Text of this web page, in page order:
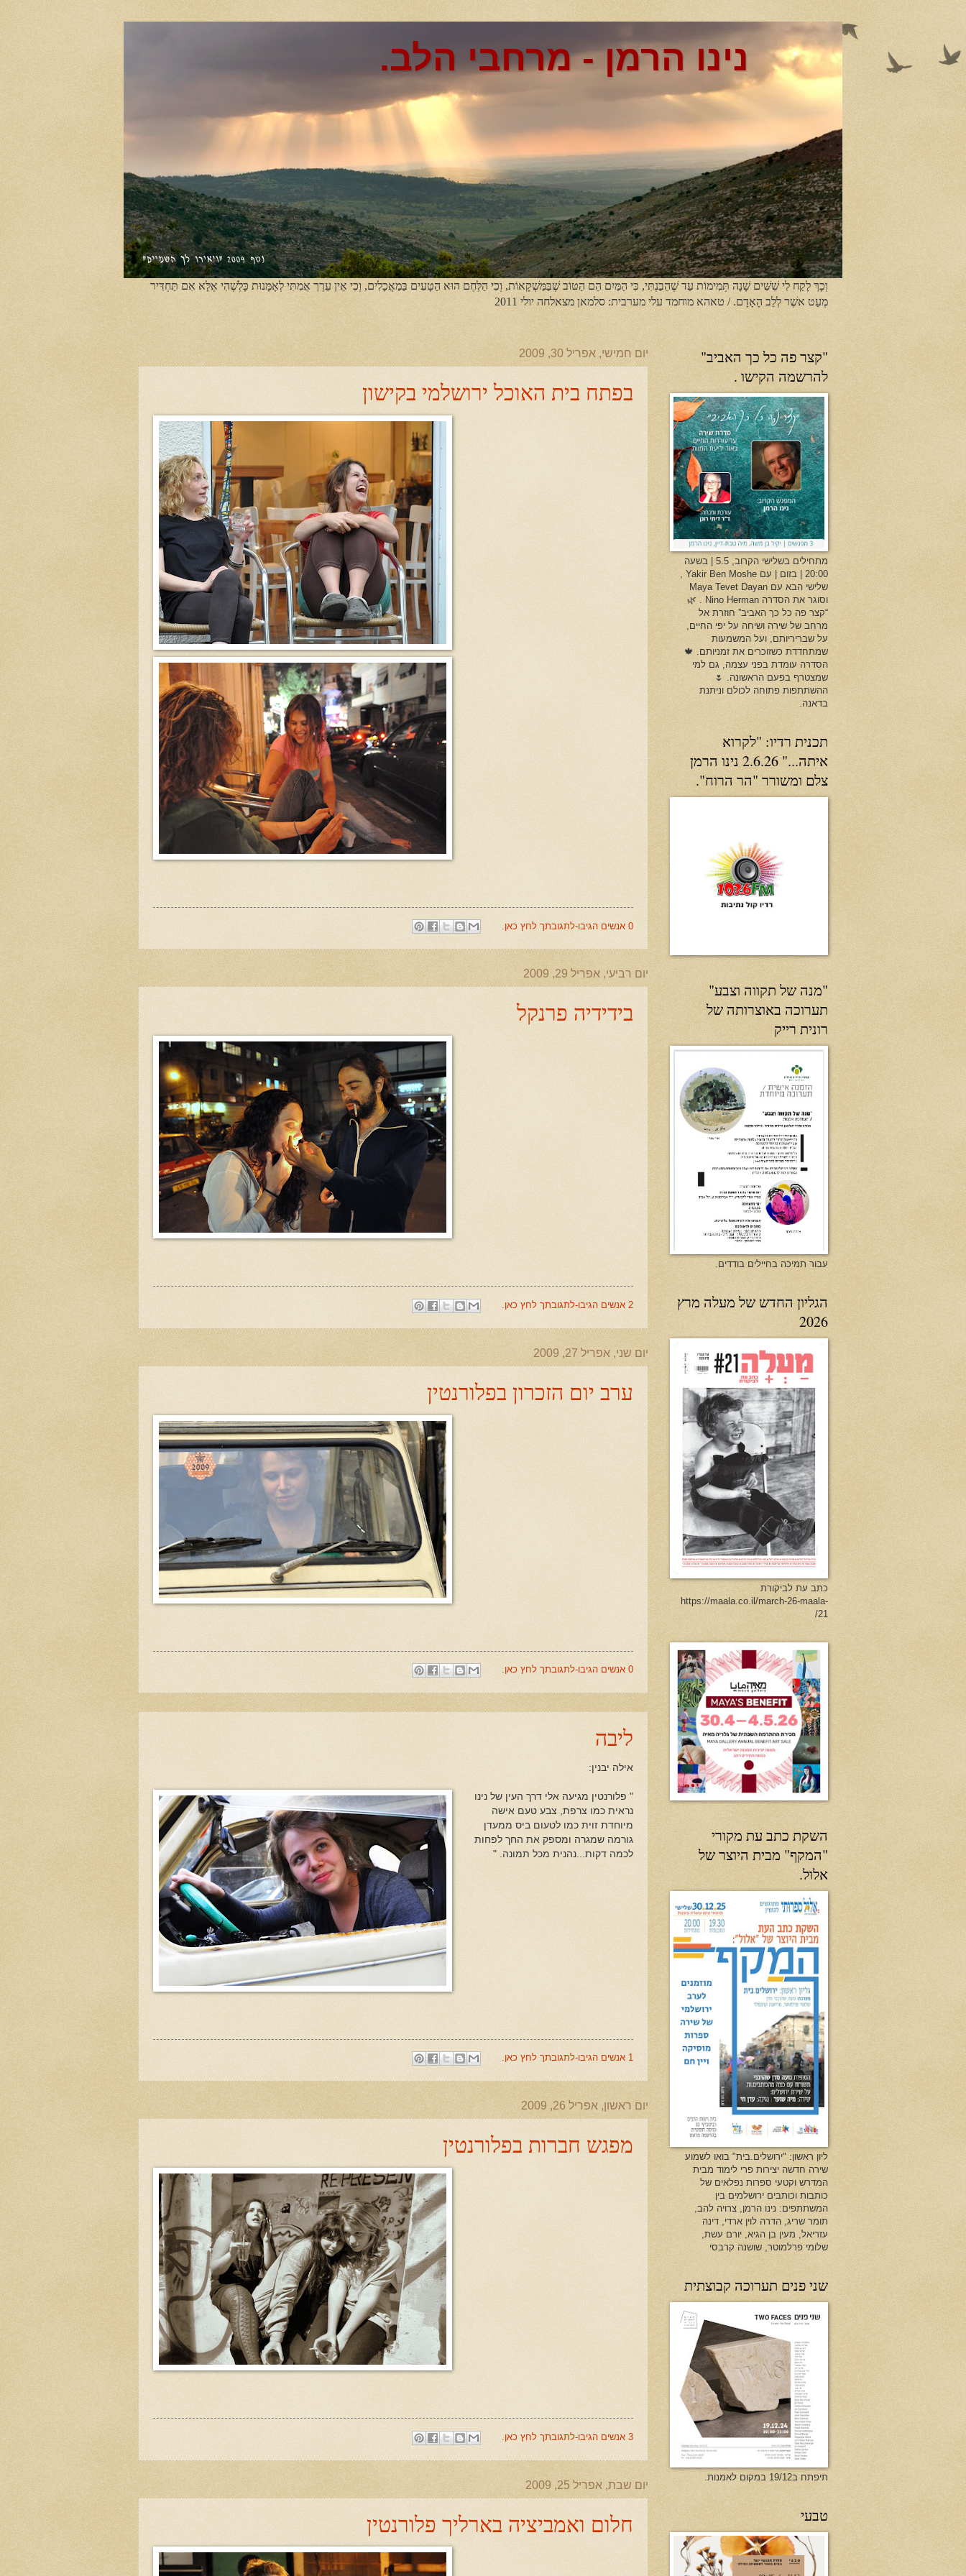
נינו הרמן - מרחבי הלב.
וְכָךְ לָקַח לִי שִׁשִּׁים שָׁנָה תְּמִימוֹת עַד שֶׁהֵבַנְתִּי, כִּי הַמַּיִם הֵם הַטּוֹב שֶׁבַּמַּשְׁקָאוֹת, וְכִי הַלֶּחֶם הוּא הַטָּעִים בַּמַאֲכָלִים, וְכִי אֵין עֵרֶך אֲמִתִּי לְאָמָּנוּת כָּלְשֶׁהִי אֶלָּא אִם תַּחְדִּיר
מְעַט אשֶׁר לְלֵב הָאָדָם. / טאהא מוחמד עלי מערבית: סלמאן מצאלחה יולי 2011
יום חמישי, אפריל 30, 2009
בפתח בית האוכל ירושלמי בקישון
0 אנשים הגיבו-לתגובתך לחץ כאן.
יום רביעי, אפריל 29, 2009
בידידיה פרנקל
2 אנשים הגיבו-לתגובתך לחץ כאן.
יום שני, אפריל 27, 2009
ערב יום הזכרון בפלורנטין
0 אנשים הגיבו-לתגובתך לחץ כאן.
ליבה
אילה יבנין:
" פלורנטין מגיעה אלי דרך העין של נינו
נראית כמו צרפת, צבע טעם אישה
מיוחדת זוית כמו לטעום ביס ממעדן
גורמה שמגרה ומספק את החך לפחות
לכמה דקות...נהנית מכל תמונה. "
1 אנשים הגיבו-לתגובתך לחץ כאן.
יום ראשון, אפריל 26, 2009
מפגש חברות בפלורנטין
3 אנשים הגיבו-לתגובתך לחץ כאן.
יום שבת, אפריל 25, 2009
חלום ואמביציה בארליך פלורנטין
"קצר פה כל כך האביב"
להרשמה הקישו .
מתחילים בשלישי הקרוב, 5.5 | בשעה
20:00 | בזום | עם Yakir Ben Moshe ,
שלישי הבא עם Maya Tevet Dayan
וסוגר את הסדרה Nino Herman . 🌿
“קצר פה כל כך האביב” חוזרת אל
מרחב של שירה ושיחה על יפי החיים,
על שבריריותם, ועל המשמעות
שמתחדדת כשזוכרים את זמניותם. 🍁
הסדרה עומדת בפני עצמה, גם למי
שמצטרף בפעם הראשונה. 🌷
ההשתתפות פתוחה לכולם וניתנת
בדאנה.
תכנית רדיו: "לקרוא
איתה..." 2.6.26 נינו הרמן
צלם ומשורר "הר הרוח".
"מנה של תקווה וצבע"
תערוכה באוצרותה של
רונית רייק
עבור תמיכה בחיילים בודדים.
הגליון החדש של מעלה מרץ
2026
כתב עת לביקורת
https://maala.co.il/march-26-maala-
21/
השקת כתב עת מקורי
"המקף" מבית היוצר של
אלול.
ליון ראשון: "ירושלים.בית" בואו לשמוע
שירה חדשה יצירות פרי לימוד מבית
המדרש וקטעי ספרות נפלאים של
כותבות וכותבים ירושלמים בין
המשתתפים: נינו הרמן, צרויה להב,
תומר שריג, הדרה לוין ארדי, דינה
עזריאל, מעין בן הגיא, יורם עשת,
שלומי פרלמוטר, שושנה קרבסי
שני פנים תערוכה קבוצתית
תיפתח ב19/12 במקום לאמנות.
טבעי